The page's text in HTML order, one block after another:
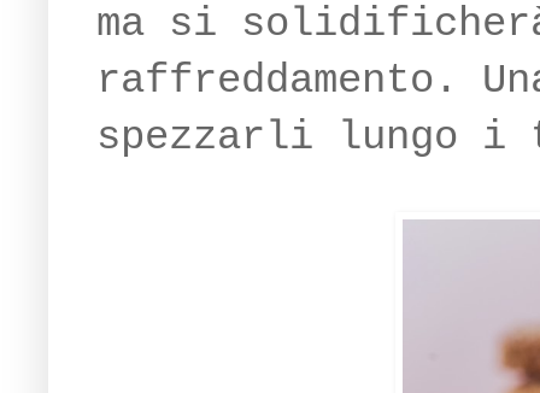
ma si
raffreddamento.
spezzarli lungo